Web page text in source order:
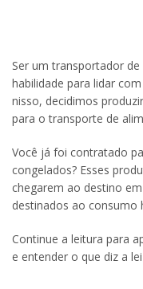
Ser um transportador
habilidade para lidar
nisso, decidimos
para o transporte de
Você já foi contratado
congelados? Esses
chegarem ao destino
destinados ao consumo
Continue a leitura para
e entender o que diz a